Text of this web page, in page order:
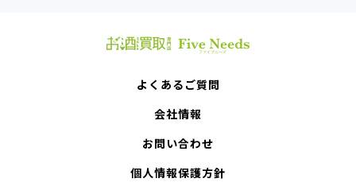
よくあるご質問
会社情報
お問い合わせ
個人情報保護方針